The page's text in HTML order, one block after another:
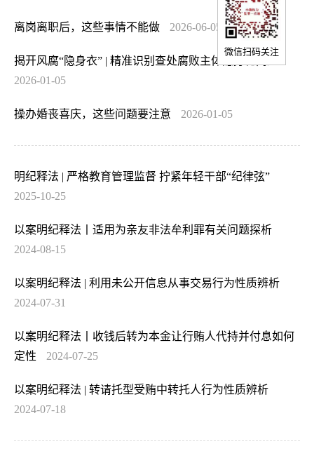
微信扫码关注
离岗离职后，这些事情不能做 2026-06-05
揭开风腐“隐身衣” | 精准识别查处腐败主体隐身化问题
2026-01-05
操办婚丧喜庆，这些问题要注意 2026-01-05
明纪释法 | 严格教育管理监督 拧紧年轻干部“纪律弦”
2025-10-25
以案明纪释法丨适用为亲友非法牟利罪有关问题探析
2024-08-15
以案明纪释法 | 利用未公开信息从事交易行为性质辨析
2024-07-31
以案明纪释法丨收钱后转为本金让行贿人代持并付息如何
定性
2024-07-25
以案明纪释法 | 转请托型受贿中转托人行为性质辨析
2024-07-18